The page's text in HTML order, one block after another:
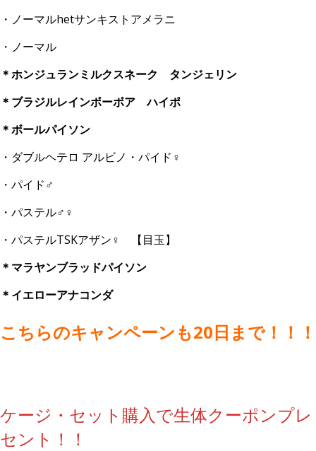
・ノーマルhetサンキストアメラニ
・ノーマル
＊ホンジュランミルクスネーク タンジェリン
＊ブラジルレインボーボア ハイポ
＊ボールパイソン
・ダブルヘテロ アルビノ・パイド♀
・パイド♂
・パステル♂♀
・パステルTSKアザン♀ 【目玉】
＊マラヤンブラッドパイソン
＊イエローアナコンダ
こちらのキャンペーンも20日まで！！！
ケージ・セット購入で生体クーポンプレ
セント！！